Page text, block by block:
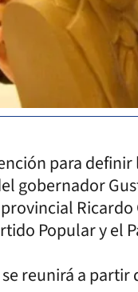
para definir
gobernador
Popular y el
reunirá a partir